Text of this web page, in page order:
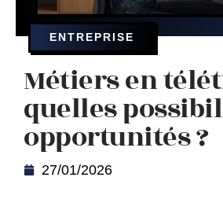
ENTREPRISE
Métiers en
quelles
opportunités ?
27/01/2026